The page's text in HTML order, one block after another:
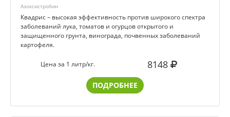
Азоксистробин
Квадрис – высокая эффективность против широкого спектра
заболеваний лука, томатов и огурцов открытого и
защищенного грунта, винограда, почвенных заболеваний
картофеля.
Цена за 1 литр/кг. 8148
ПОДРОБНЕЕ